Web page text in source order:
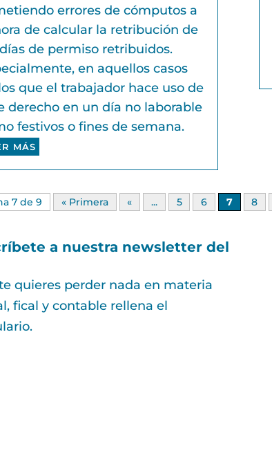
errores de cómputos a
de calcular la retribución de
de permiso retribuidos.
en aquellos casos
que el trabajador hace uso de
derecho en un día no laborable
festivos o fines de semana.
MÁS
7 de 9 « Primera « ... 5 6 7 8
a nuestra newsletter del
quieres perder nada en materia
fical y contable rellena el